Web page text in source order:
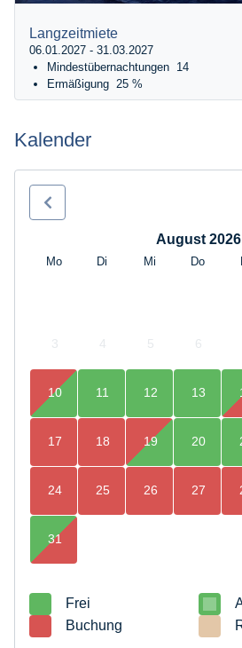
Langzeitmiete
06.01.2027 - 31.03.2027
Mindestübernachtungen 14
Ermäßigung 25 %
Kalender
August 2026
Mo Di Mi Do
3 4 5 6
10 11 12 13
17 18 19 20
24 25 26 27
31
Frei
Buchung